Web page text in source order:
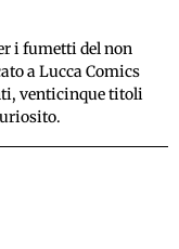
i fumetti del non
a Lucca Comics
venticinque titoli